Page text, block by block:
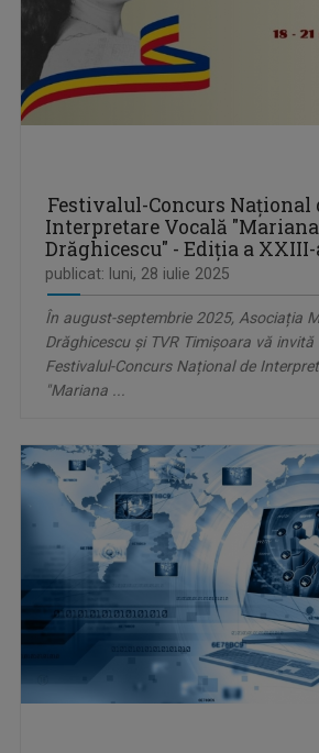
Festivalul-Concurs Național
Interpretare Vocală "Mariana
Drăghicescu" - Ediția a
publicat: luni, 28 iulie 2025
În august-septembrie 2025, Asociația
Drăghicescu și TVR Timișoara vă
Festivalul-Concurs Național de
"Mariana ...